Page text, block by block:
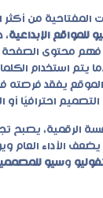
من أكثر
للمواقع الإبداعية،
محتوى الصفحة
يتم استخدام
يفقد فرصته
احترافيًا أو
الرقمية، يصبح
يضعف الأداء العام
وسيو